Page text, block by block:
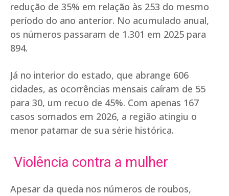
redução de 35% em relação às 253 do mesmo
período do ano anterior. No acumulado anual,
os números passaram de 1.301 em 2025 para
894.
Já no interior do estado, que abrange 606
cidades, as ocorrências mensais caíram de 55
para 30, um recuo de 45%. Com apenas 167
casos somados em 2026, a região atingiu o
menor patamar de sua série histórica.
Violência contra a mulher
Apesar da queda nos números de roubos,